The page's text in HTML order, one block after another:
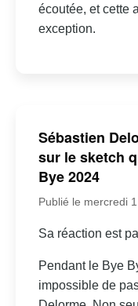
écoutée, et cette
exception.
Sébastien
sur le sketch
Bye 2024
Publié le mercredi
Sa réaction est
Pendant le Bye
impossible de